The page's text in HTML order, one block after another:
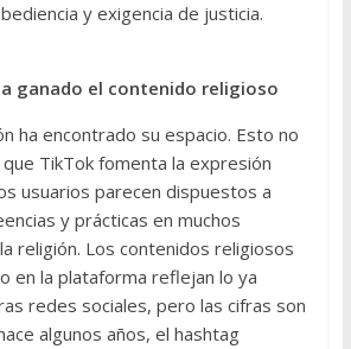
y exigencia de justicia.
ganado el contenido religioso
ha encontrado su espacio. Esto no
TikTok fomenta la expresión
usuarios parecen dispuestos a
y prácticas en muchos
religión. Los contenidos religiosos
en la plataforma reflejan lo ya
redes sociales, pero las cifras son
algunos años, el hashtag